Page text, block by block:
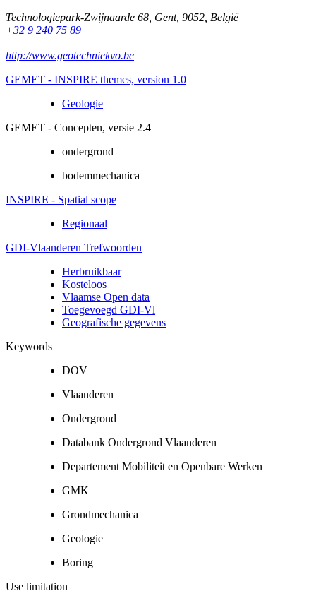
Technologiepark-Zwijnaarde 68 Gent, 9052 België
+32 9 240 75 89
http://www.geotechniekvo.be
GEMET - INSPIRE themes, version 1.0
Geologie
GEMET - Concepten, versie 2.4
ondergrond
bodemmechanica
INSPIRE - Spatial scope
Regionaal
GDI-Vlaanderen Trefwoorden
Herbruikbaar
Kosteloos
Vlaamse Open data
Toegevoegd GDI-Vl
Geografische gegevens
Keywords
DOV
Vlaanderen
Ondergrond
Databank Ondergrond Vlaanderen
Departement Mobiliteit en Openbare Werken
GMK
Grondmechanica
Geologie
Boring
Use limitation